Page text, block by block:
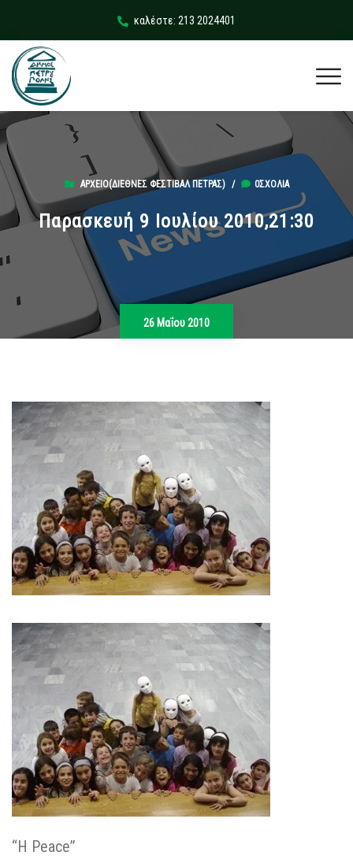
καλέστε: 213 2024401
ΑΡΧΕΊΟ(ΔΙΕΘΝΈΣ ΦΕΣΤΙΒΆΛ ΠΈΤΡΑΣ)/ 0ΣΧΌΛΙΑ
Παρασκευή 9 Ιουλίου 2010,21:30
26 Μαΐου 2010
“Η Peace”